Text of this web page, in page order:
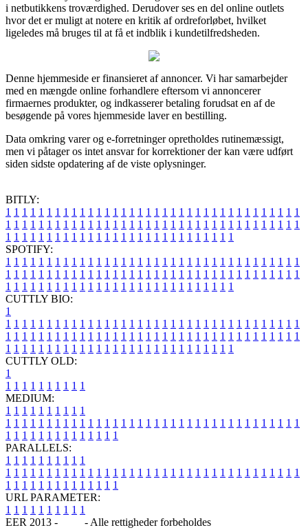
i netbutikkens troværdighed. Derudover ses en del online outlets
hvor det er muligt at notere en kritik af ordreforløbet, hvilket
ligeledes må bruges til at få et indblik i kundetilfredsheden.
Denne hjemmeside er finansieret af annoncer. Vi har samarbejder
med en mængde online forhandlere eftersom vi annoncerer
firmaernes produkter, og indkasserer betaling forudsat en af de
besøgende på vores hjemmeside laver en bestilling.
Data omkring varer og e-forretninger opretholdes rutinemæssigt,
men vi påtager os intet ansvar for korrektioner der kan være udført
siden sidste opdatering af de viste oplysninger.
BITLY:
1 1 1 1 1 1 1 1 1 1 1 1 1 1 1 1 1 1 1 1 1 1 1 1 1 1 1 1 1 1 1 1 1 1 1 1
1 1 1 1 1 1 1 1 1 1 1 1 1 1 1 1 1 1 1 1 1 1 1 1 1 1 1 1 1 1 1 1 1 1 1 1
1 1 1 1 1 1 1 1 1 1 1 1 1 1 1 1 1 1 1 1 1 1 1 1 1 1 1 1
SPOTIFY:
1 1 1 1 1 1 1 1 1 1 1 1 1 1 1 1 1 1 1 1 1 1 1 1 1 1 1 1 1 1 1 1 1 1 1 1
1 1 1 1 1 1 1 1 1 1 1 1 1 1 1 1 1 1 1 1 1 1 1 1 1 1 1 1 1 1 1 1 1 1 1 1
1 1 1 1 1 1 1 1 1 1 1 1 1 1 1 1 1 1 1 1 1 1 1 1 1 1 1 1
CUTTLY BIO:
1
1 1 1 1 1 1 1 1 1 1 1 1 1 1 1 1 1 1 1 1 1 1 1 1 1 1 1 1 1 1 1 1 1 1 1 1
1 1 1 1 1 1 1 1 1 1 1 1 1 1 1 1 1 1 1 1 1 1 1 1 1 1 1 1 1 1 1 1 1 1 1 1
1 1 1 1 1 1 1 1 1 1 1 1 1 1 1 1 1 1 1 1 1 1 1 1 1 1 1 1
CUTTLY OLD:
1
1 1 1 1 1 1 1 1 1 1
MEDIUM:
1 1 1 1 1 1 1 1 1 1
1 1 1 1 1 1 1 1 1 1 1 1 1 1 1 1 1 1 1 1 1 1 1 1 1 1 1 1 1 1 1 1 1 1 1 1
1 1 1 1 1 1 1 1 1 1 1 1 1 1
PARALLELS:
1 1 1 1 1 1 1 1 1 1
1 1 1 1 1 1 1 1 1 1 1 1 1 1 1 1 1 1 1 1 1 1 1 1 1 1 1 1 1 1 1 1 1 1 1 1
1 1 1 1 1 1 1 1 1 1 1 1 1 1
URL PARAMETER:
1 1 1 1 1 1 1 1 1 1
EER 2013 -
- Alle rettigheder forbeholdes